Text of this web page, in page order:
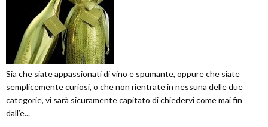
Sia che siate appassionati di vino e spumante, oppure che siate
semplicemente curiosi, o che non rientrate in nessuna delle due
categorie, vi sarà sicuramente capitato di chiedervi come mai fin
dall’e...